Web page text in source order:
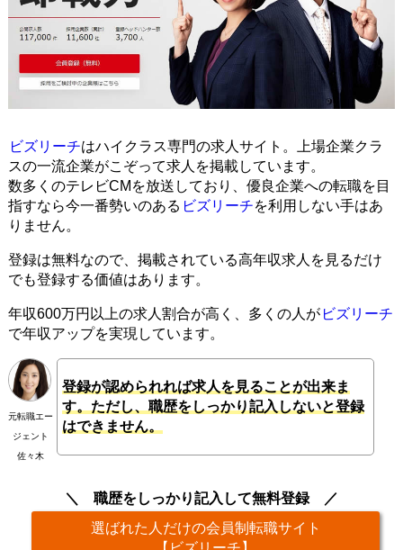
ビズリーチはハイクラス専門の求人サイト。上場企業クラ
スの一流企業がこぞって求人を掲載しています。
数多くのテレビCMを放送しており、優良企業への転職を目
指すなら今一番勢いのある ビズリーチを利用しない手はあ
りません。
登録は無料なので、掲載されている高年収求人を見るだけ
でも登録する価値はあります。
年収600万円以上の求人割合が高く、多くの人が ビズリーチ
で年収アップを実現しています。
元転職エー
ジェント
佐々木
登録が認められれば求人を見ることが出来ま
す。ただし、職歴をしっかり記入しないと登録
はできません。
職歴をしっかり記入して無料登録
選ばれた人だけの会員制転職サイト